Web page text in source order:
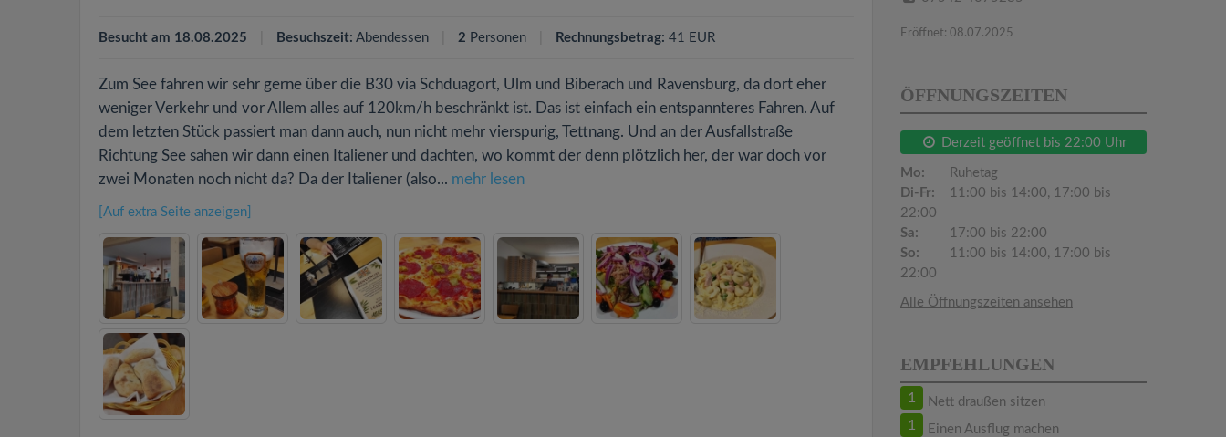
Besucht am 18.08.2025 Besuchszeit: Abendessen 2 Personen Rechnungsbetrag: 41 EUR
Zum See fahren wir sehr gerne über die B30 via Schduagort, Ulm und Biberach und Ravensburg, da dort eher
weniger Verkehr und vor Allem alles auf 120km/h beschränkt ist. Das ist einfach ein entspannteres Fahren. Auf
dem letzten Stück passiert man dann auch, nun nicht mehr vierspurig, Tettnang. Und an der Ausfallstraße
Richtung See sahen wir dann einen Italiener und dachten, wo kommt der denn plötzlich her, der war doch vor
zwei Monaten noch nicht da? Da der Italiener (also... mehr lesen
[Auf extra Seite anzeigen]
Eröffnet: 08.07.2025
ÖFFNUNGSZEITEN
Derzeit geöffnet bis 22:00 Uhr
Mo:
Ruhetag
Di-Fr:
11:00 bis 14:00, 17:00 bis
22:00
Sa:
17:00 bis 22:00
So:
11:00 bis 14:00, 17:00 bis
22:00
Alle Öffnungszeiten ansehen
EMPFEHLUNGEN
1 Nett draußen sitzen
1 Einen Ausflug machen